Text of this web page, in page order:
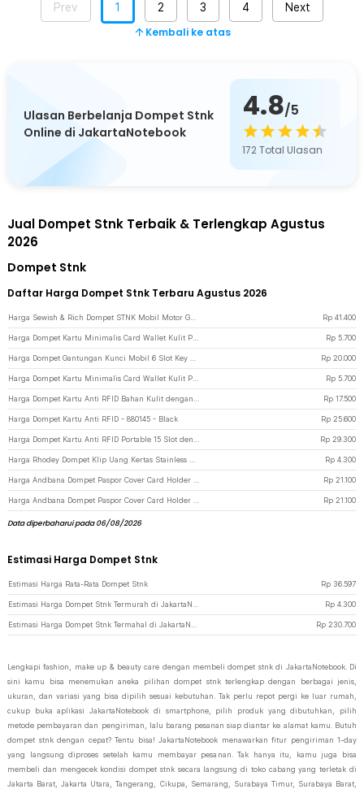
Prev 1 2 3 4 Next
Kembali ke atas
Ulasan Berbelanja Dompet Stnk
Online di JakartaNotebook
4.8/5
172Total Ulasan
Jual Dompet Stnk Terbaik & Terlengkap Agustus
2026
Dompet Stnk
Daftar Harga Dompet Stnk Terbaru Agustus 2026
Rp 41.400
Rp 5.700
Rp 20.000
Rp 5.700
Rp 17.500
Harga Dompet Kartu Anti RFID - 880145 - Black Rp 25.600
Rp 29.300
Rp 4.300
Rp 21.100
Rp 21.100
Data diperbaharui pada 06/08/2026
Estimasi Harga Dompet Stnk
Estimasi Harga Rata-Rata Dompet Stnk Rp 36.597
Rp 4.300
Rp 230.700
Lengkapi fashion, make up & beauty care dengan membeli dompet stnk di JakartaNotebook. Di
sini kamu bisa menemukan aneka pilihan dompet stnk terlengkap dengan berbagai jenis,
ukuran, dan variasi yang bisa dipilih sesuai kebutuhan. Tak perlu repot pergi ke luar rumah,
cukup buka aplikasi JakartaNotebook di smartphone, pilih produk yang dibutuhkan, pilih
metode pembayaran dan pengiriman, lalu barang pesanan siap diantar ke alamat kamu. Butuh
dompet stnk dengan cepat? Tentu bisa! JakartaNotebook menawarkan fitur pengiriman 1-day
yang langsung diproses setelah kamu membayar pesanan. Tak hanya itu, kamu juga bisa
membeli dan mengecek kondisi dompet stnk secara langsung di toko cabang yang terletak di
Jakarta Barat, Jakarta Utara, Tangerang, Cikupa, Semarang, Surabaya Timur, Surabaya Barat,